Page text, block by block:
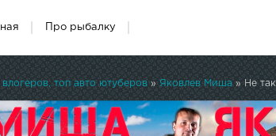
Про рыбалку
топ авто ютуберов»Яковлев Миша» Не так